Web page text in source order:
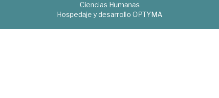
Ciencias Humanas
Hospedaje y desarrollo OPTYMA